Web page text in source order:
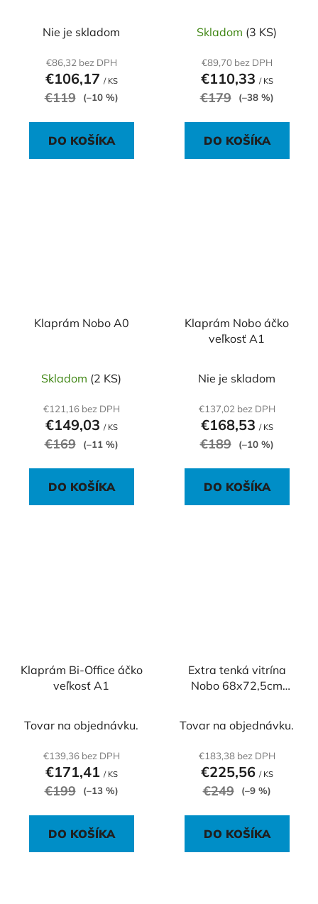
Nie je skladom
€86,32 bez DPH
€106,17 / KS
€119 (–10 %)
DO KOŠÍKA
Skladom (3 KS)
€89,70 bez DPH
€110,33 / KS
€179 (–38 %)
DO KOŠÍKA
Klaprám Nobo A0
Skladom (2 KS)
€121,16 bez DPH
€149,03 / KS
€169 (–11 %)
DO KOŠÍKA
Klaprám Nobo áčko
veľkosť A1
Nie je skladom
€137,02 bez DPH
€168,53 / KS
€189 (–10 %)
DO KOŠÍKA
Klaprám Bi-Office áčko
veľkosť A1
Tovar na objednávku.
€139,36 bez DPH
€171,41 / KS
€199 (–13 %)
DO KOŠÍKA
Extra tenká vitrína
Nobo 68x72,5cm
Tovar na objednávku.
€183,38 bez DPH
€225,56 / KS
€249 (–9 %)
DO KOŠÍKA